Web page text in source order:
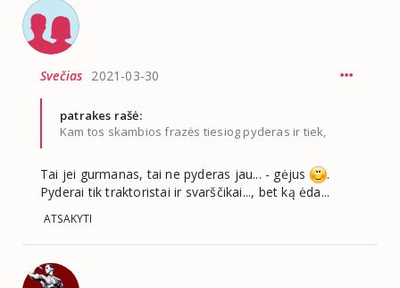
Svečias 2021-03-30
patrakes rašė:
Kam tos skambios frazės tiesiog pyderas ir tiek,
Tai jei gurmanas, tai ne pyderas jau... - gėjus
.
Pyderai tik traktoristai ir svarščikai..., bet ką ėda...
ATSAKYTI